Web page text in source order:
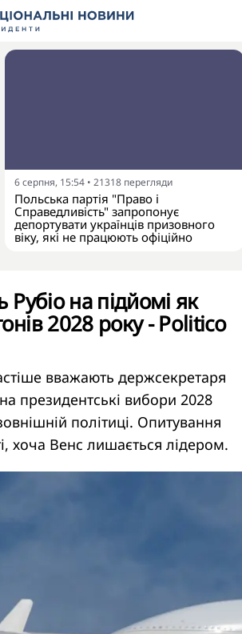
6 серпня, 15:54 • 21318 перегляди
Польська партія "Право і
Справедливість" запропонує
депортувати українців призовного
віку, які не працюють офіційно
Рубіо на підйомі як
2028 року - Politico
вважають держсекретаря
президентські вибори 2028
політиці. Опитування
хоча Венс лишається лідером.